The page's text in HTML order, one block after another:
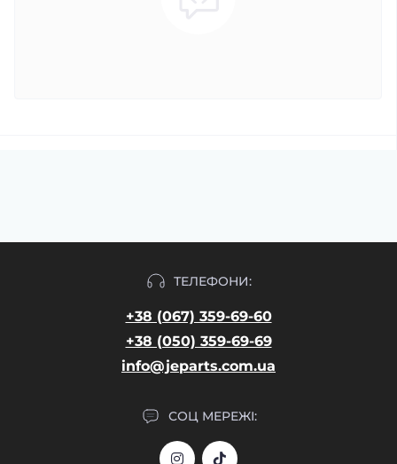
ТЕЛЕФОНИ:
+38 (067) 359-69-60
+38 (050) 359-69-69
info@jeparts.com.ua
СОЦ МЕРЕЖІ: